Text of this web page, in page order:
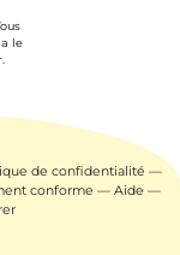
le
de confidentialité —
conforme — Aide —